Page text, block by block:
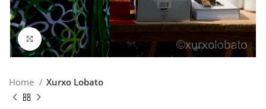
Click para hacer zoom
Home Xurxo Lobato